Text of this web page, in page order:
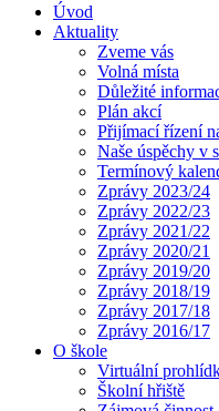
Úvod
Aktuality
Zveme vás
Volná místa
Důležité
Plán akcí
Přijímací řízení
Naše úspěchy v
Termínový
Zprávy 2023/24
Zprávy 2022/23
Zprávy 2021/22
Zprávy 2020/21
Zprávy 2019/20
Zprávy 2018/19
Zprávy 2017/18
Zprávy 2016/17
O škole
Virtuální
Školní hřiště